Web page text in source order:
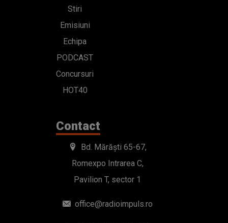
Stiri
Emisiuni
Echipa
PODCAST
Concursuri
HOT40
Contact
Bd. Mărăști 65-67,
Romexpo Intrarea C,
Pavilion T, sector 1
office@radioimpuls.ro